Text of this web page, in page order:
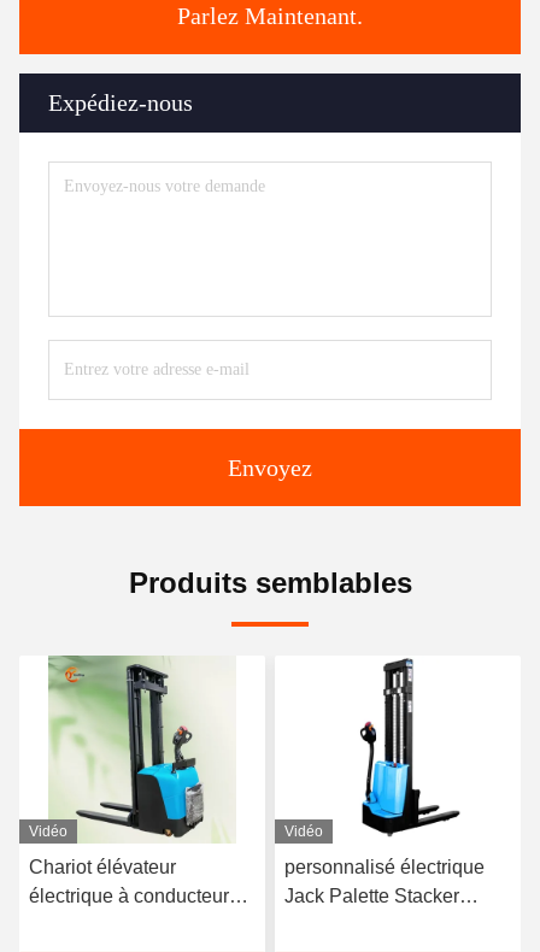
Parlez Maintenant.
Expédiez-nous
Envoyez
Produits semblables
Vidéo
Chariot élévateur
électrique à conducteur
Vidéo
personnalisé électrique
Jack Palette Stacker